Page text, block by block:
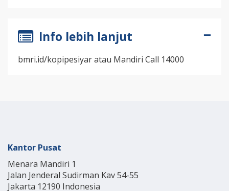
Info lebih lanjut
bmri.id/kopipesiyar atau Mandiri Call 14000
Kantor Pusat
Menara Mandiri 1
Jalan Jenderal Sudirman Kav 54-55
Jakarta 12190 Indonesia